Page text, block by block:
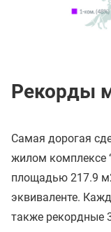
Рекорды
Самая дорогая
жилом комплексе
площадью 217.9
эквиваленте.
также рекордные